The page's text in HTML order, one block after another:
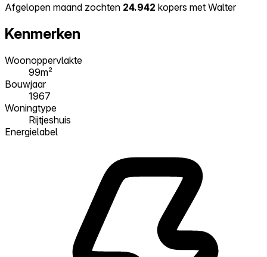
Afgelopen maand zochten 24.942 kopers met Walter
Kenmerken
Woonoppervlakte
99m²
Bouwjaar
1967
Woningtype
Rijtjeshuis
Energielabel